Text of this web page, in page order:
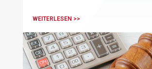
WEITERLESEN >>